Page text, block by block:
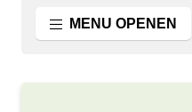
MENU OPENEN